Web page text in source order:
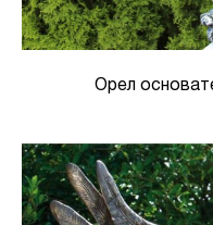
Орел